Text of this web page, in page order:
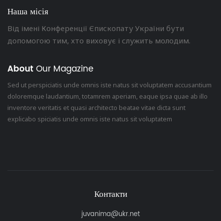
Наша місія
Від імені Конференції Єпископату України бути
допомогою тим, хто виховує і служить молодим.
About Our Magazine
Sed ut perspiciatis unde omnis iste natus sit voluptatem accusantium
doloremque laudantium, totamrem aperiam, eaque ipsa quae ab illo
inventore veritatis et quasi architecto beatae vitae dicta sunt
explicabo spiciatis unde omnis iste natus sit voluptatem
Контакти
juvanima@ukr.net